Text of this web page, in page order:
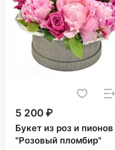
5 200 ₽
Букет из роз и пионов
"Розовый пломбир"